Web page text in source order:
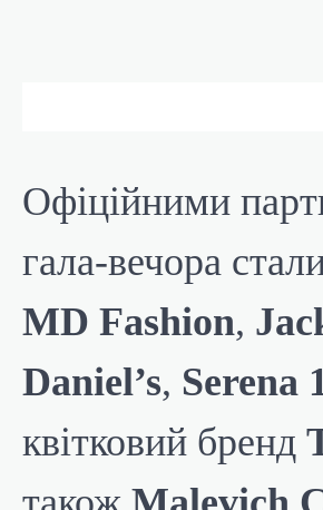
Офіційними
гала-вечора
MD Fashion,
Daniel’s, Serena
квітковий бренд